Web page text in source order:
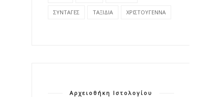
ΣΥΝΤΑΓΕΣ ΤΑΞΙΔΙΑ ΧΡΙΣΤΟΥΓΕΝΝΑ
Αρχειοθήκη Ιστολογίου